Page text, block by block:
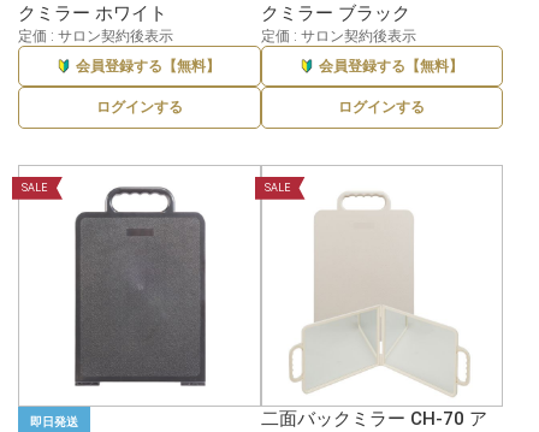
クミラー ホワイト
定価 : サロン契約後表示
会員登録する【無料】
ログインする
クミラー ブラック
定価 : サロン契約後表示
会員登録する【無料】
ログインする
SALE
即日発送
SALE
二面バックミラー CH-70 ア